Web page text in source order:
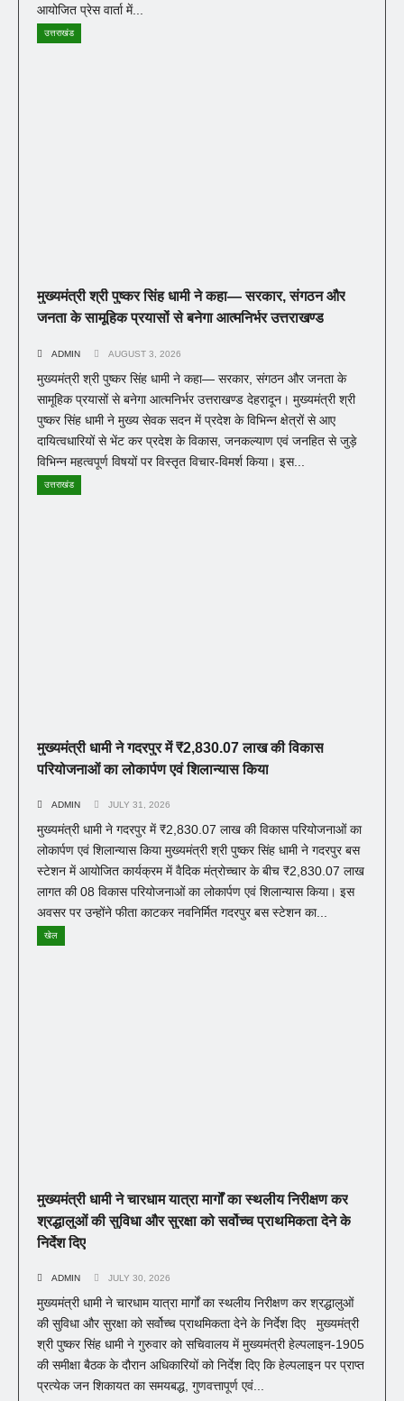
आयोजित प्रेस वार्ता में...
उत्तराखंड
मुख्यमंत्री श्री पुष्कर सिंह धामी ने कहा— सरकार, संगठन और
जनता के सामूहिक प्रयासों से बनेगा आत्मनिर्भर उत्तराखण्ड
ADMIN AUGUST 3, 2026
मुख्यमंत्री श्री पुष्कर सिंह धामी ने कहा— सरकार, संगठन और जनता के
सामूहिक प्रयासों से बनेगा आत्मनिर्भर उत्तराखण्ड देहरादून। मुख्यमंत्री श्री
पुष्कर सिंह धामी ने मुख्य सेवक सदन में प्रदेश के विभिन्न क्षेत्रों से आए
दायित्वधारियों से भेंट कर प्रदेश के विकास, जनकल्याण एवं जनहित से जुड़े
विभिन्न महत्वपूर्ण विषयों पर विस्तृत विचार-विमर्श किया। इस...
उत्तराखंड
मुख्यमंत्री धामी ने गदरपुर में ₹2,830.07 लाख की विकास
परियोजनाओं का लोकार्पण एवं शिलान्यास किया
ADMIN JULY 31, 2026
मुख्यमंत्री धामी ने गदरपुर में ₹2,830.07 लाख की विकास परियोजनाओं का
लोकार्पण एवं शिलान्यास किया मुख्यमंत्री श्री पुष्कर सिंह धामी ने गदरपुर बस
स्टेशन में आयोजित कार्यक्रम में वैदिक मंत्रोच्चार के बीच ₹2,830.07 लाख
लागत की 08 विकास परियोजनाओं का लोकार्पण एवं शिलान्यास किया। इस
अवसर पर उन्होंने फीता काटकर नवनिर्मित गदरपुर बस स्टेशन का...
खेल
मुख्यमंत्री धामी ने चारधाम यात्रा मार्गों का स्थलीय निरीक्षण कर
श्रद्धालुओं की सुविधा और सुरक्षा को सर्वोच्च प्राथमिकता देने के
निर्देश दिए
ADMIN JULY 30, 2026
मुख्यमंत्री धामी ने चारधाम यात्रा मार्गों का स्थलीय निरीक्षण कर श्रद्धालुओं
की सुविधा और सुरक्षा को सर्वोच्च प्राथमिकता देने के निर्देश दिए मुख्यमंत्री
श्री पुष्कर सिंह धामी ने गुरुवार को सचिवालय में मुख्यमंत्री हेल्पलाइन-1905
की समीक्षा बैठक के दौरान अधिकारियों को निर्देश दिए कि हेल्पलाइन पर प्राप्त
प्रत्येक जन शिकायत का समयबद्ध, गुणवत्तापूर्ण एवं...